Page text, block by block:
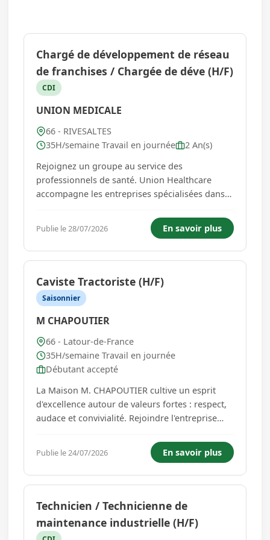
Chargé de développement de réseau
de franchises / Chargée de déve (H/F)
CDI
UNION MEDICALE
66 - RIVESALTES
35H/semaine Travail en journée
2 An(s)
Rejoignez un groupe au service des
professionnels de santé. Union Healthcare
accompagne les entreprises spécialisées dans
et les prestations de santé à domicile. Dans le
cadre de notre développement, nous recrutons
un(e) Chargé(e) de Dévelo...
Publie le 28/07/2026 En savoir plus
Caviste Tractoriste (H/F)
Saisonnier
M CHAPOUTIER
66 - Latour-de-France
35H/semaine Travail en journée
Débutant accepté
La Maison M. CHAPOUTIER cultive un esprit
d'excellence autour de valeurs fortes : respect,
audace et convivialité. Rejoindre l'entreprise
biodynamiques, c'est participer à la création et
la distribution de vins d'exception. Nous
cherchons un(e) Caviste ...
Publie le 24/07/2026 En savoir plus
Technicien / Technicienne de
maintenance industrielle (H/F)